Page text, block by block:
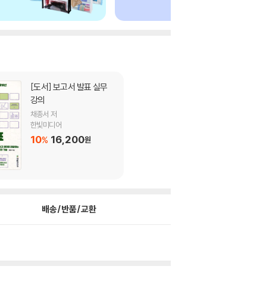
[도서]
강의
채종서 저
한빛미디어
10% 16,200원
배송/반품/교환